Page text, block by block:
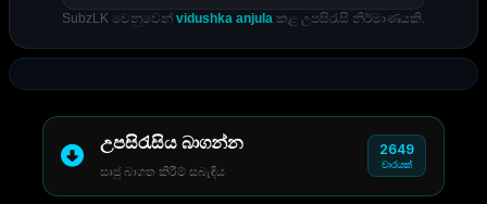
SubzLK වෙනුවෙන් vidushka anjula කළ උපසිරැසි නිර්මාණයකි.
උපසිරැසිය බාගන්න
සෘජු බාගත කිරීම් සබැඳිය
2649
වාරයක්